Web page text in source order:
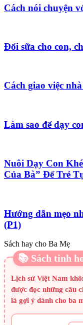
Cách nói chuyện
Đổi sữa cho con,
Cách giao việc
Làm sao để dạy
Nuôi Dạy Con
Của Bà” Để Trẻ
Hướng dẫn mẹo
(P1)
Sách hay cho Ba Mẹ
📚 Sách tinh
Lịch sử Việt Nam
được đọc những câu
là gợi ý dành cho ba